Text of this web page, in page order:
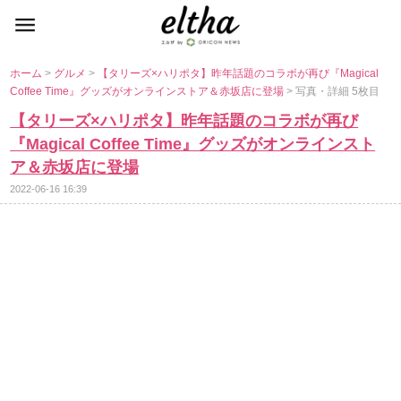
ホーム> グルメ>
【タリーズ×ハリポタ】昨年話題のコラボが再び『Magical
Coffee Time』グッズがオンラインストア＆赤坂店に登場> 写真・詳細 5枚目
【タリーズ×ハリポタ】昨年話題のコラボが再び
『Magical Coffee Time』グッズがオンラインスト
ア＆赤坂店に登場
2022-06-16 16:39